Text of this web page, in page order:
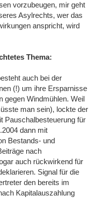
vorzubeugen, mir geht
Asylrechts, wer das
anspricht, wird
Thema:
auch bei der
(!) um ihre Ersparnisse
gegen Windmühlen. Weil
man sein), lockte der
Pauschalbesteuerung für
dann mit
Bestands- und
nach
auch rückwirkend für
Signal für die
den bereits im
Kapitalauszahlung